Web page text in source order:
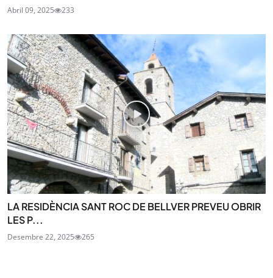
Abril 09, 2025 233
LA RESIDÈNCIA SANT ROC DE BELLVER PREVEU OBRIR
LES P...
Desembre 22, 2025 265